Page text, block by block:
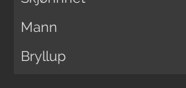
Mann
Bryllup